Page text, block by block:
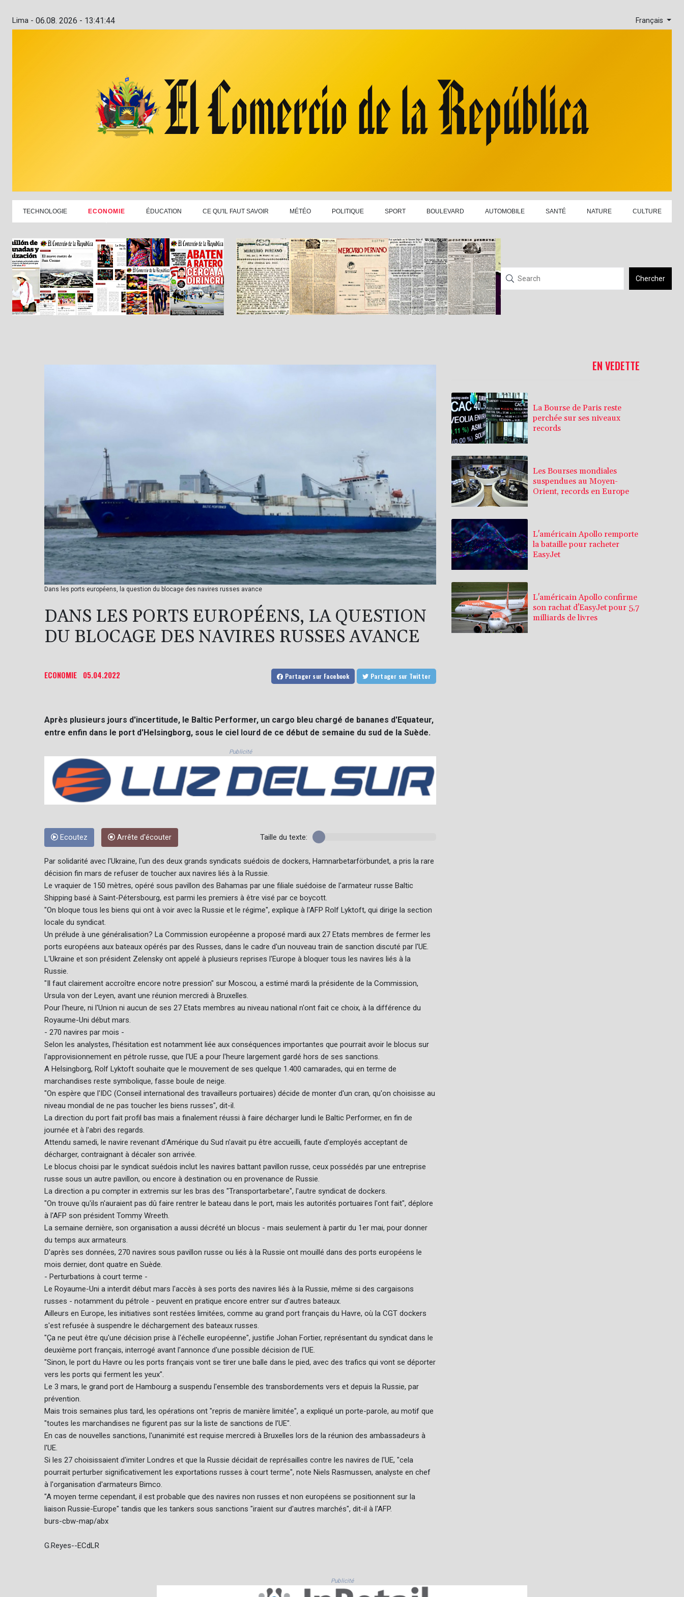
Lima - 06.08. 2026 - 13:41:45 Français
TECHNOLOGIE ECONOMIE ÉDUCATION CE QU'IL FAUT SAVOIR MÉTÉO POLITIQUE SPORT BOULEVARD AUTOMOBILE SANTÉ NATURE CULTURE
Chercher
Dans les ports européens, la question du blocage des navires russes avance
DANS LES PORTS EUROPÉENS, LA QUESTION
DU BLOCAGE DES NAVIRES RUSSES AVANCE
ECONOMIE 05.04.2022 Partager sur Facebook Partager sur Twitter
Après plusieurs jours d'incertitude, le Baltic Performer, un cargo bleu chargé de bananes d'Equateur,
entre enfin dans le port d'Helsingborg, sous le ciel lourd de ce début de semaine du sud de la Suède.
Publicité
Ecoutez Arrête d'écouter Taille du texte:
Par solidarité avec l'Ukraine, l'un des deux grands syndicats suédois de dockers, Hamnarbetarförbundet, a pris la rare
décision fin mars de refuser de toucher aux navires liés à la Russie.
Le vraquier de 150 mètres, opéré sous pavillon des Bahamas par une filiale suédoise de l'armateur russe Baltic
Shipping basé à Saint-Pétersbourg, est parmi les premiers à être visé par ce boycott.
"On bloque tous les biens qui ont à voir avec la Russie et le régime", explique à l'AFP Rolf Lyktoft, qui dirige la section
locale du syndicat.
Un prélude à une généralisation? La Commission européenne a proposé mardi aux 27 Etats membres de fermer les
ports européens aux bateaux opérés par des Russes, dans le cadre d'un nouveau train de sanction discuté par l'UE.
L'Ukraine et son président Zelensky ont appelé à plusieurs reprises l'Europe à bloquer tous les navires liés à la
Russie.
"Il faut clairement accroître encore notre pression" sur Moscou, a estimé mardi la présidente de la Commission,
Ursula von der Leyen, avant une réunion mercredi à Bruxelles.
Pour l'heure, ni l'Union ni aucun de ses 27 Etats membres au niveau national n'ont fait ce choix, à la différence du
Royaume-Uni début mars.
- 270 navires par mois -
Selon les analystes, l'hésitation est notamment liée aux conséquences importantes que pourrait avoir le blocus sur
l'approvisionnement en pétrole russe, que l'UE a pour l'heure largement gardé hors de ses sanctions.
A Helsingborg, Rolf Lyktoft souhaite que le mouvement de ses quelque 1.400 camarades, qui en terme de
marchandises reste symbolique, fasse boule de neige.
"On espère que l'IDC (Conseil international des travailleurs portuaires) décide de monter d'un cran, qu'on choisisse au
niveau mondial de ne pas toucher les biens russes", dit-il.
La direction du port fait profil bas mais a finalement réussi à faire décharger lundi le Baltic Performer, en fin de
journée et à l'abri des regards.
Attendu samedi, le navire revenant d'Amérique du Sud n'avait pu être accueilli, faute d'employés acceptant de
décharger, contraignant à décaler son arrivée.
Le blocus choisi par le syndicat suédois inclut les navires battant pavillon russe, ceux possédés par une entreprise
russe sous un autre pavillon, ou encore à destination ou en provenance de Russie.
La direction a pu compter in extremis sur les bras des "Transportarbetare", l'autre syndicat de dockers.
"On trouve qu'ils n'auraient pas dû faire rentrer le bateau dans le port, mais les autorités portuaires l'ont fait", déplore
à l'AFP son président Tommy Wreeth.
La semaine dernière, son organisation a aussi décrété un blocus - mais seulement à partir du 1er mai, pour donner
du temps aux armateurs.
D'après ses données, 270 navires sous pavillon russe ou liés à la Russie ont mouillé dans des ports européens le
mois dernier, dont quatre en Suède.
- Perturbations à court terme -
Le Royaume-Uni a interdit début mars l'accès à ses ports des navires liés à la Russie, même si des cargaisons
russes - notamment du pétrole - peuvent en pratique encore entrer sur d'autres bateaux.
Ailleurs en Europe, les initiatives sont restées limitées, comme au grand port français du Havre, où la CGT dockers
s'est refusée à suspendre le déchargement des bateaux russes.
"Ça ne peut être qu'une décision prise à l'échelle européenne", justifie Johan Fortier, représentant du syndicat dans le
deuxième port français, interrogé avant l'annonce d'une possible décision de l'UE.
"Sinon, le port du Havre ou les ports français vont se tirer une balle dans le pied, avec des trafics qui vont se déporter
vers les ports qui ferment les yeux".
Le 3 mars, le grand port de Hambourg a suspendu l'ensemble des transbordements vers et depuis la Russie, par
prévention.
Mais trois semaines plus tard, les opérations ont "repris de manière limitée", a expliqué un porte-parole, au motif que
"toutes les marchandises ne figurent pas sur la liste de sanctions de l’UE".
En cas de nouvelles sanctions, l'unanimité est requise mercredi à Bruxelles lors de la réunion des ambassadeurs à
l'UE.
Si les 27 choisissaient d'imiter Londres et que la Russie décidait de représailles contre les navires de l'UE, "cela
pourrait perturber significativement les exportations russes à court terme", note Niels Rasmussen, analyste en chef
à l'organisation d'armateurs Bimco.
"A moyen terme cependant, il est probable que des navires non russes et non européens se positionnent sur la
liaison Russie-Europe" tandis que les tankers sous sanctions "iraient sur d'autres marchés", dit-il à l'AFP.
burs-cbw-map/abx
G.Reyes--ECdLR
EN VEDETTE
La Bourse de Paris reste
perchée sur ses niveaux
records
Les Bourses mondiales
suspendues au Moyen-
Orient, records en Europe
L'américain Apollo remporte
la bataille pour racheter
EasyJet
L'américain Apollo confirme
son rachat d'EasyJet pour 5,7
milliards de livres
Publicité